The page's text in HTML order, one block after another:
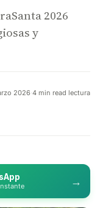
2026
y
2026·4 min read lectura
→